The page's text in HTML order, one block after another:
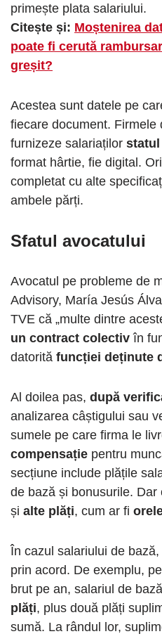
primește plata salariului.
Citește și: Moștenirea
poate fi cerută
greșit?
Acestea sunt datele pe
fiecare document. Firmele
furnizeze salariaților statul
format hârtie, fie digital.
completat cu alte
ambele părți.
Sfatul avocatului
Avocatul pe probleme de
Advisory, María Jesús
TVE că „multe dintre
un contract colectiv în
datorită funcției deținute
Al doilea pas, după
analizarea câștigului sau
sumele pe care firma le
compensație pentru
secțiune include plățile
de bază și bonusurile.
și alte plăți, cum ar fi
În cazul salariului de
prin acord. De exemplu,
brut pe an, salariul de
plăți, plus două plăți
sumă. La rândul lor,